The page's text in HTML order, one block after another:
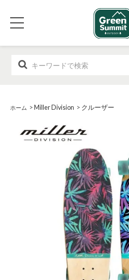
ホーム > Miller Division > クルーザー